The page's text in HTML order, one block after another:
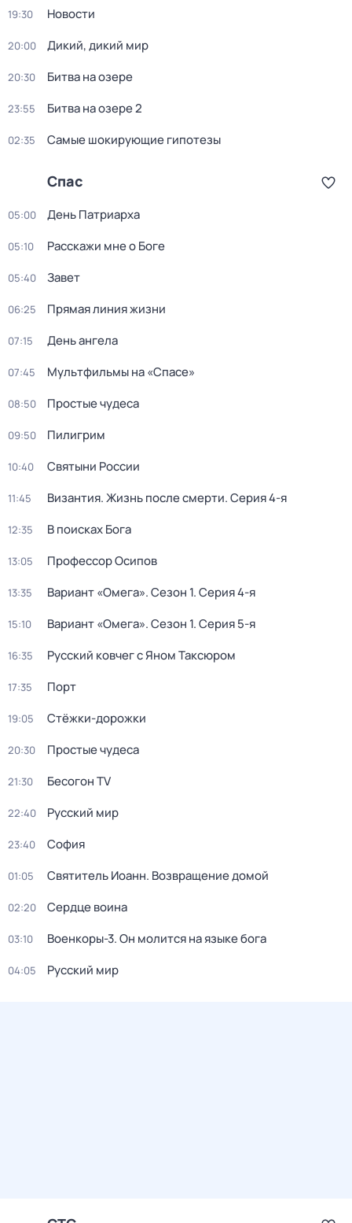
19:30 Новости
20:00 Дикий, дикий мир
20:30 Битва на озере
23:55 Битва на озере 2
02:35 Самые шoкиpующие гипотезы
Спас
05:00 День Патриарха
05:10 Расскажи мне о Боге
05:40 Завет
06:25 Прямая линия жизни
07:15 День ангела
07:45 Мультфильмы на «Спасе»
08:50 Простые чудеса
09:50 Пилигрим
10:40 Святыни России
11:45 Византия. Жизнь после смерти. Серия 4-я
12:35 В поисках Бога
13:05 Пpофессор Осипoв
13:35 Вариант «Омега». Сезон 1. Серия 4-я
15:10 Вариант «Омега». Сезон 1. Серия 5-я
16:35 Русский ковчег с Яном Таксюром
17:35 Порт
19:05 Стёжки-дорожки
20:30 Простые чудеса
21:30 Бесогон TV
22:40 Русский мир
23:40 София
01:05 Святитель Иоанн. Возвращение домой
02:20 Сердце воина
03:10 Военкоры-3. Он молится на языке бога
04:05 Русский мир